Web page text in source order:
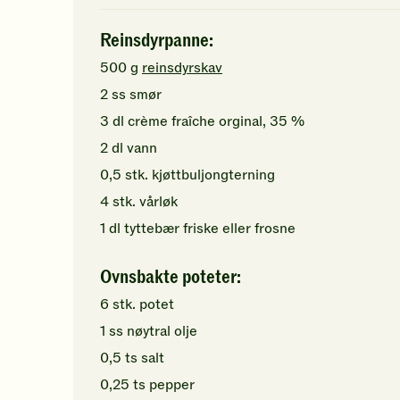
Reinsdyrpanne:
500g reinsdyrskav
2ss smør
3 dl crème fraîche orginal, 35 %
2dl vann
0,5 stk. kjøttbuljongterning
4stk. vårløk
1 dl tyttebærfriske eller frosne
Ovnsbakte poteter:
6 stk. potet
1 ss nøytral olje
0,5 ts salt
0,25 ts pepper